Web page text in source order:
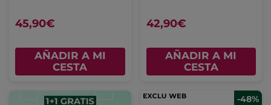
45,90€
AÑADIR A MI
CESTA
42,90€
AÑADIR A MI
CESTA
-48%